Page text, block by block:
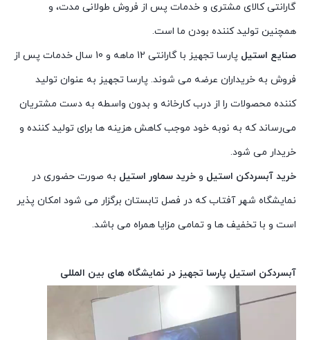
گارانتی کالای مشتری و خدمات پس از فروش طولانی مدت، و
همچنین تولید کننده بودن ما است.
صنایع استیل
پارسا تجهیز با گارانتی 12 ماهه و 10 سال خدمات پس از
فروش به خریداران عرضه می شوند. پارسا تجهیز به عنوان تولید
کننده محصولات را از درب کارخانه و بدون واسطه به دست مشتریان
می‌رساند که به نوبه خود موجب کاهش هزینه ها برای تولید کننده و
خریدار می شود.
خرید آبسردکن استیل و خرید سماور استیل به صورت حضوری در
نمایشگاه شهر آفتاب که در فصل تابستان برگزار می شود امکان پذیر
است و با تخفیف ها و تمامی مزایا همراه می باشد.
آبسردکن استیل پارسا تجهیز در نمایشگاه های بین المللی
نمایشگر